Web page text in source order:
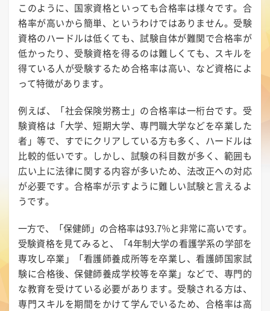
このように、国家資格といっても合格率は様々です。合
格率が高いから簡単、というわけではありません。受験
資格のハードルは低くても、試験自体が難関で合格率が
低かったり、受験資格を得るのは難しくても、スキルを
得ている人が受験するため合格率は高い、など資格によ
って特徴があります。
例えば、「社会保険労務士」の合格率は一桁台です。受
験資格は「大学、短期大学、専門職大学などを卒業した
者」等で、すでにクリアしている方も多く、ハードルは
比較的低いです。しかし、試験の科目数が多く、範囲も
広い上に法律に関する内容が多いため、法改正への対応
が必要です。合格率が示すように難しい試験と言えるよ
うです。
一方で、「保健師」の合格率は93.7％と非常に高いです。
受験資格を見てみると、「4年制大学の看護学系の学部を
専攻し卒業」「看護師養成所等を卒業し、看護師国家試
験に合格後、保健師養成学校等を卒業」などで、専門的
な教育を受けている必要があります。受験される方は、
専門スキルを期間をかけて学んでいるため、合格率は高